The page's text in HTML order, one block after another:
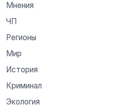
Мнения
ЧП
Регионы
Мир
История
Криминал
Экология